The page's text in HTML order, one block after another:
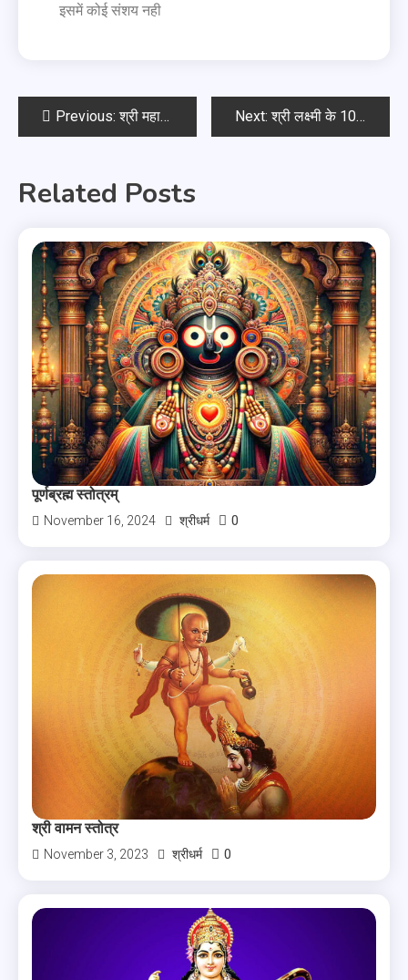
इसमें कोई संशय नही
Previous: श्री महालक्ष्मी अष्टकम Next: श्री लक्ष्मी के 108 नाम
Related Posts
पूर्णब्रह्म स्तोत्रम्
November 16, 2024 श्रीधर्म 0
श्री वामन स्तोत्र
November 3, 2023 श्रीधर्म 0